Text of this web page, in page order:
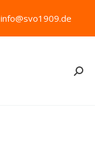
info@svo1909.de